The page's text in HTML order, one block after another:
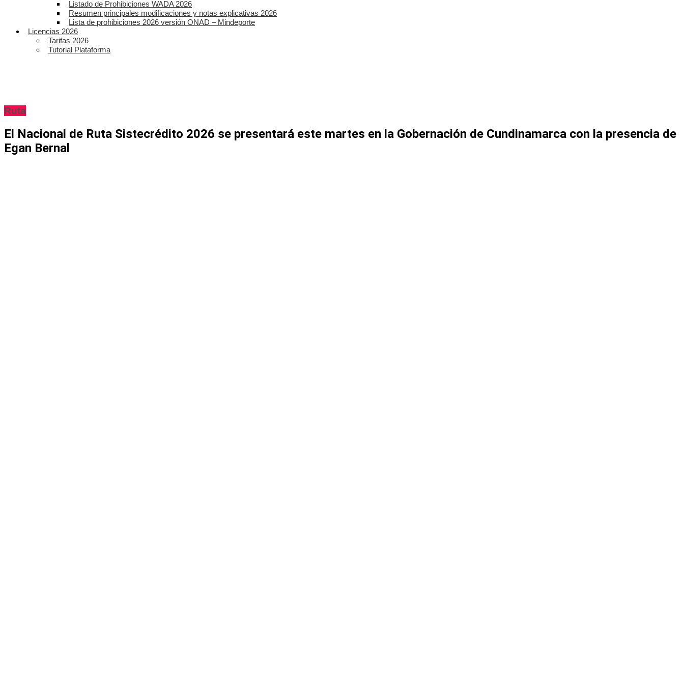
Listado de Prohibiciones WADA 2026
Resumen principales modificaciones y notas explicativas 2026
Lista de prohibiciones 2026 versión ONAD – Mindeporte
Licencias 2026
Tarifas 2026
Tutorial Plataforma
Ruta
El Nacional de Ruta Sistecrédito 2026 se presentará este martes en la Gobernación de Cundinamarca con la presencia de
Egan Bernal